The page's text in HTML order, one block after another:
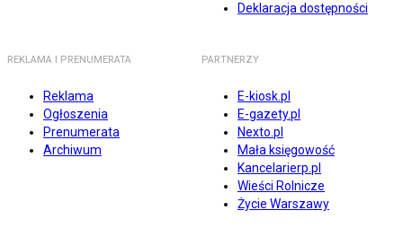
Deklaracja dostępności
REKLAMA I PRENUMERATA
Reklama
Ogłoszenia
Prenumerata
Archiwum
PARTNERZY
E-kiosk.pl
E-gazety.pl
Nexto.pl
Mała księgowość
Kancelarierp.pl
Wieści Rolnicze
Życie Warszawy